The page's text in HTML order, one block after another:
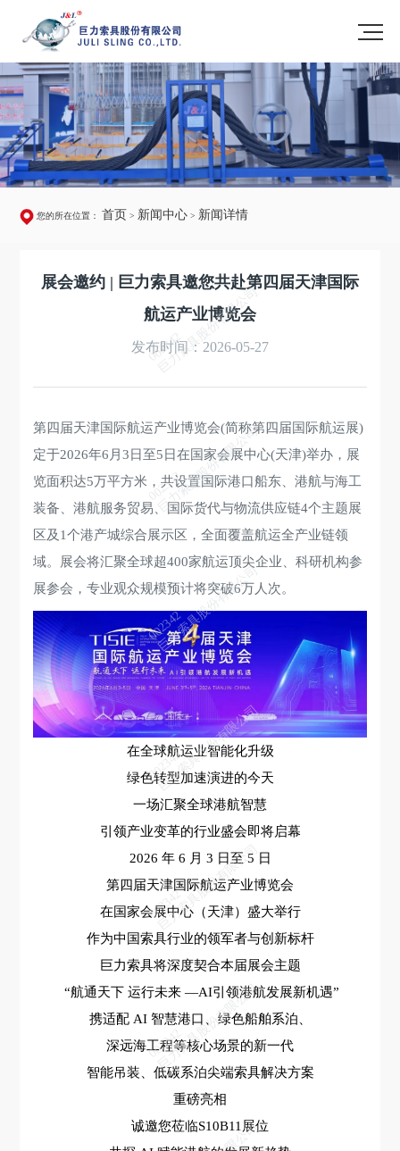
您的所在位置： 首页 > 新闻中心 > 新闻详情
展会邀约 | 巨力索具邀您共赴第四届天津国际
航运产业博览会
发布时间：2026-05-27
第四届天津国际航运产业博览会(简称第四届国际航运展)
定于2026年6月3日至5日在国家会展中心(天津)举办，展
览面积达5万平方米，共设置国际港口船东、港航与海工
装备、港航服务贸易、国际货代与物流供应链4个主题展
区及1个港产城综合展示区，全面覆盖航运全产业链领
域。展会将汇聚全球超400家航运顶尖企业、科研机构参
展参会，专业观众规模预计将突破6万人次。
在全球航运业智能化升级
绿色转型加速演进的今天
一场汇聚全球港航智慧
引领产业变革的行业盛会即将启幕
2026 年 6 月 3 日至 5 日
第四届天津国际航运产业博览会
在国家会展中心（天津）盛大举行
作为中国索具行业的领军者与创新标杆
巨力索具将深度契合本届展会主题
“航通天下 运行未来 —AI引领港航发展新机遇”
携适配 AI 智慧港口、绿色船舶系泊、
深远海工程等核心场景的新一代
智能吊装、低碳系泊尖端索具解决方案
重磅亮相
诚邀您莅临S10B11展位
002342
巨力索具股份有限公司
002342
巨力索具股份有限公司
002342
巨力索具股份有限公司
002342
巨力索具股份有限公司
002342
巨力索具股份有限公司
002342
巨力索具股份有限公司